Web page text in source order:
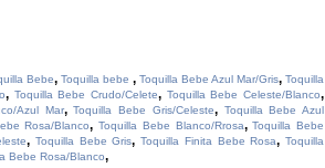
Bebe, Toquilla bebe , Toquilla Bebe Azul Mar/Gris,Toquilla
, Toquilla Bebe Crudo/Celete, Toquilla Bebe Celeste/Blanco,
Azul Mar,Toquilla Bebe Gris/Celeste, Toquilla Bebe Azul
Rosa/Blanco,Toquilla Bebe Blanco/Rrosa,Toquilla Bebe
,Toquilla Bebe Gris,Toquilla Finita Bebe Rosa,Toquilla
Bebe Rosa/Blanco,